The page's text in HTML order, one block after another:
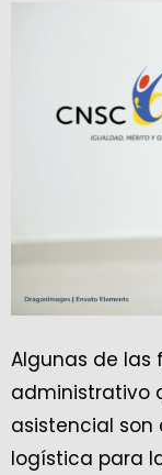
Algunas de las
administrativo
asistencial
logística para